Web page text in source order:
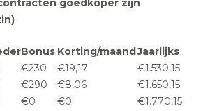
goedkoper zijn
Bonus Korting/maandJaarlijks
€230 €19,17
€1.530,15
€290 €8,06
€1.650,15
€0 €0 €1.770,15